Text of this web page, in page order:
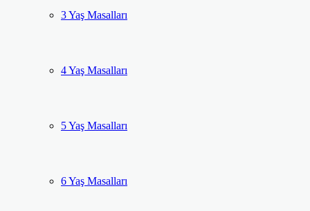
3 Yaş Masalları
4 Yaş Masalları
5 Yaş Masalları
6 Yaş Masalları